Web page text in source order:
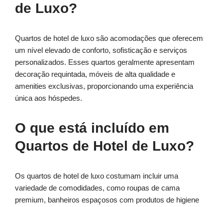
de Luxo?
Quartos de hotel de luxo são acomodações que oferecem
um nível elevado de conforto, sofisticação e serviços
personalizados. Esses quartos geralmente apresentam
decoração requintada, móveis de alta qualidade e
amenities exclusivas, proporcionando uma experiência
única aos hóspedes.
O que está incluído em
Quartos de Hotel de Luxo?
Os quartos de hotel de luxo costumam incluir uma
variedade de comodidades, como roupas de cama
premium, banheiros espaçosos com produtos de higiene